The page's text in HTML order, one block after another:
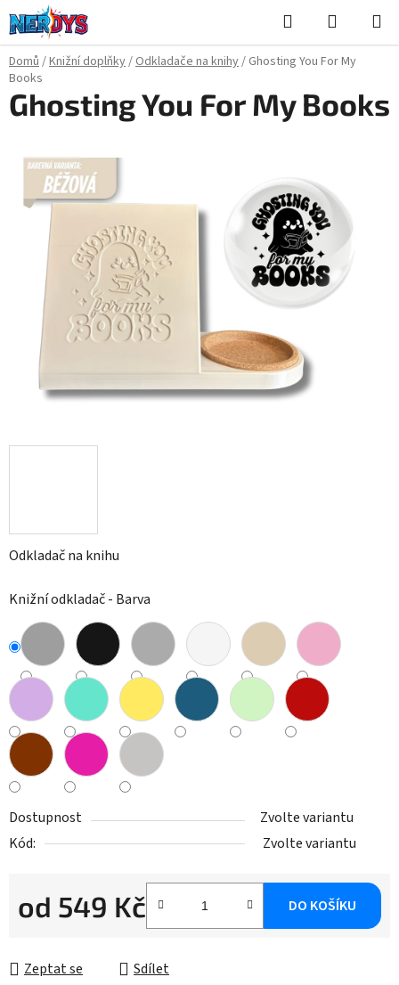
Přejít
na
obsah
Hledat
KOŠÍK
Domů/Knižní doplňky/Odkladače na knihy/ Ghosting You For My
Books
Odkladač na knihu
Knižní odkladač - Barva
Dostupnost
Zvolte variantu
Kód:
Zvolte variantu
od 549 Kč DO KOŠÍKU
Zeptat se Sdílet
Ghosting You For My Books